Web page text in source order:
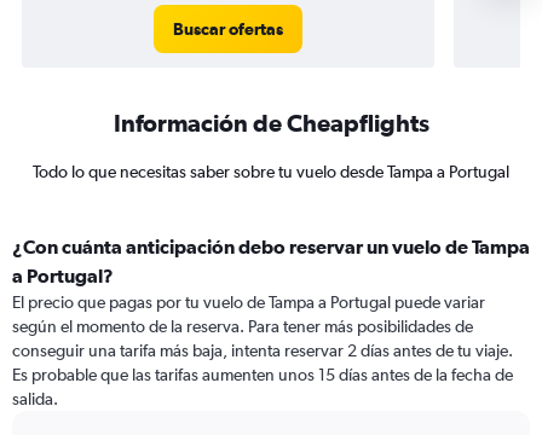
Buscar ofertas
Información de Cheapflights
Todo lo que necesitas saber sobre tu vuelo desde Tampa a Portugal
¿Con cuánta anticipación debo reservar un vuelo de Tampa
a Portugal?
El precio que pagas por tu vuelo de Tampa a Portugal puede variar
según el momento de la reserva. Para tener más posibilidades de
conseguir una tarifa más baja, intenta reservar 2 días antes de tu viaje.
Es probable que las tarifas aumenten unos 15 días antes de la fecha de
salida.